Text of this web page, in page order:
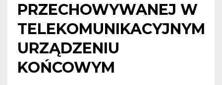
PRZECHOWYWANEJ W
TELEKOMUNIKACYJNYM
URZĄDZENIU
KOŃCOWYM